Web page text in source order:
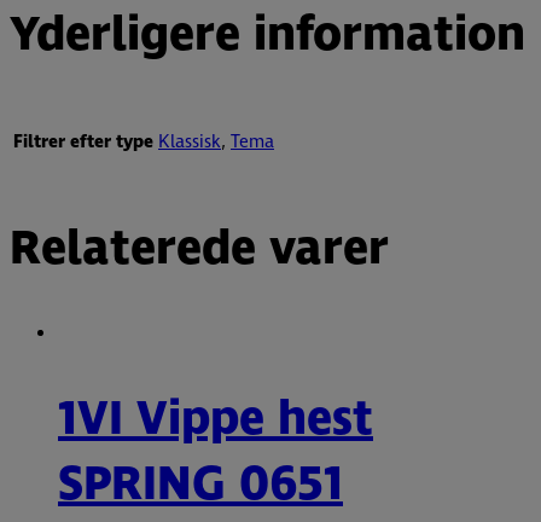
Yderligere information
Filtrer efter type Klassisk, Tema
Relaterede varer
1VI Vippe hest
SPRING 0651